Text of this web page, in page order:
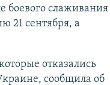
боевого слаживания
21 сентября, а
отказались
сообщила об